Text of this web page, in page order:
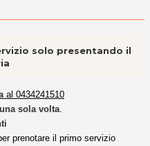
solo presentando il
al 0434241510
una sola volta
prenotare il primo servizio